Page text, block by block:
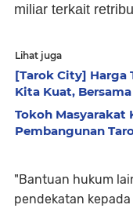
miliar terkait
Lihat juga
[Tarok City] Harga
Kita Kuat,
Tokoh Masyarakat
Pembangunan
"Bantuan hukum
pendekatan